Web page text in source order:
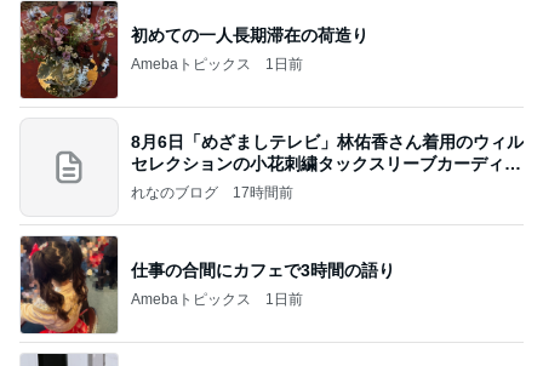
初めての一人長期滞在の荷造り
Amebaトピックス 1日前
8月6日「めざましテレビ」林佑香さん着用のウィル
セレクションの小花刺繍タックスリーブカーディガ
ン
れなのブログ 17時間前
仕事の合間にカフェで3時間の語り
Amebaトピックス 1日前